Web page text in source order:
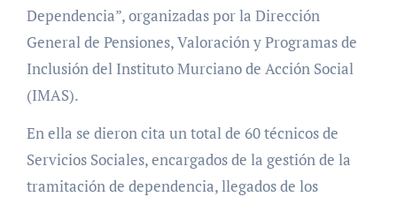
Dependencia”, organizadas por la Dirección
General de Pensiones, Valoración y Programas de
Inclusión del Instituto Murciano de Acción Social
(IMAS).
En ella se dieron cita un total de 60 técnicos de
Servicios Sociales, encargados de la gestión de la
tramitación de dependencia, llegados de los